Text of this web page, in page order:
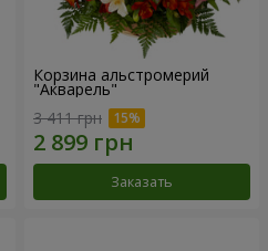
Корзина альстромерий
"Акварель"
3 411 грн
Заказать